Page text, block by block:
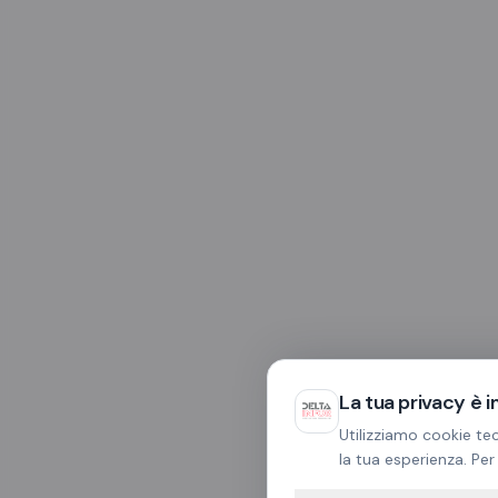
La tua privacy è
Utilizziamo cookie
la tua esperienza.